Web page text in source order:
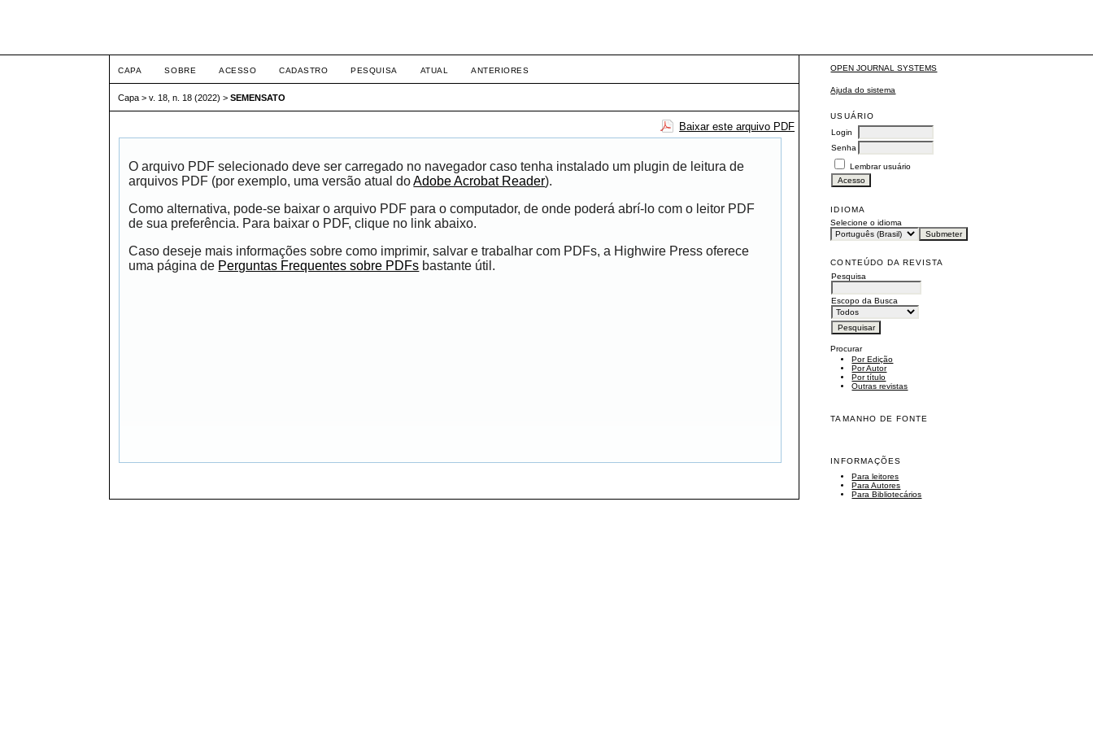
OPEN JOURNAL SYSTEMS
Ajuda do sistema
USUÁRIO
Login
Senha
Lembrar usuário
IDIOMA
Selecione o idioma
CONTEÚDO DA REVISTA
Pesquisa
Escopo da Busca
Procurar
Por Edição
Por Autor
Por título
Outras revistas
TAMANHO DE FONTE
INFORMAÇÕES
Para leitores
Para Autores
Para Bibliotecários
CAPA SOBRE ACESSO CADASTRO PESQUISA ATUAL ANTERIORES
Capa >v. 18, n. 18 (2022) >SEMENSATO
Baixar este arquivo PDF
O arquivo PDF selecionado deve ser carregado no navegador caso tenha instalado um plugin de leitura de
arquivos PDF (por exemplo, uma versão atual doAdobe Acrobat Reader).
Como alternativa, pode-se baixar o arquivo PDF para o computador, de onde poderá abrí-lo com o leitor PDF
de sua preferência. Para baixar o PDF, clique no link abaixo.
Caso deseje mais informações sobre como imprimir, salvar e trabalhar com PDFs, a Highwire Press oferece
uma página de Perguntas Frequentes sobre PDFs bastante útil.